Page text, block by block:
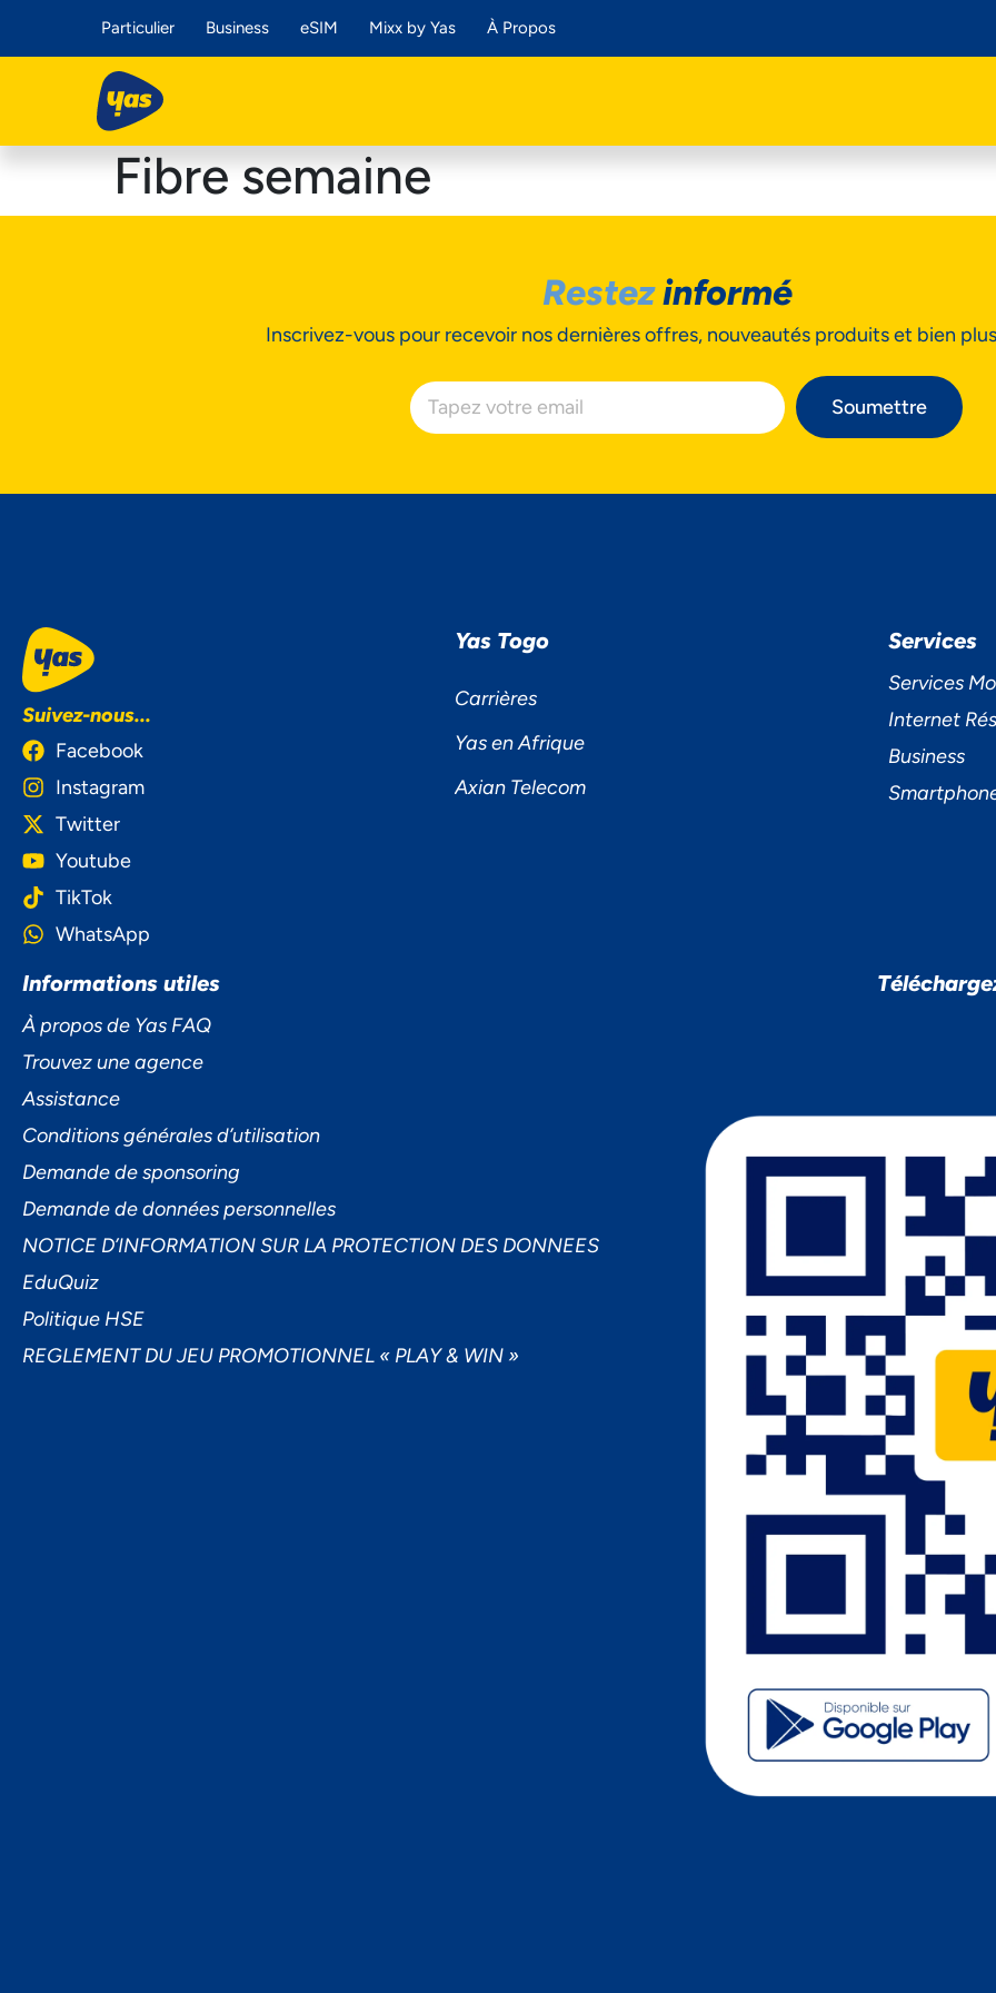
Particulier Business eSIM Mixx by Yas À Propos
Fibre semaine
Restezinformé
Inscrivez-vous pour recevoir nos dernières offres, nouveautés produits et bien
Soumettre
Suivez-nous...
Facebook
Instagram
Twitter
Youtube
TikTok
WhatsApp
Yas Togo
Carrières
Yas en Afrique
Axian Telecom
Services
Services
Internet
Business
Informations utiles
À propos de Yas FAQ
Trouvez une agence
Assistance
Conditions générales d’utilisation
Demande de sponsoring
Demande de données personnelles
NOTICE D’INFORMATION SUR LA PROTECTION DES DONNEES
EduQuiz
Politique HSE
REGLEMENT DU JEU PROMOTIONNEL « PLAY & WIN »
Accepter